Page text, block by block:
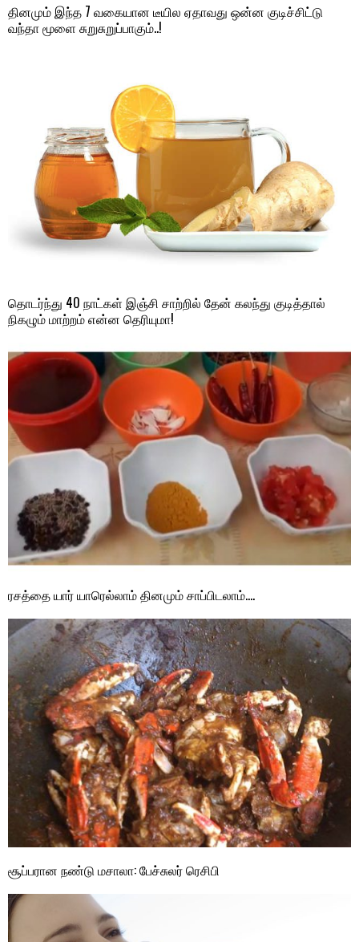
தினமும் இந்த 7 வகையான டீயில ஏதாவது ஒன்ன குடிச்சிட்டு
வந்தா மூளை சுறுசுறுப்பாகும்..!
தொடர்ந்து 40 நாட்கள் இஞ்சி சாற்றில் தேன் கலந்து குடித்தால்
நிகழும் மாற்றம் என்ன தெரியுமா!
ரசத்தை யார் யாரெல்லாம் தினமும் சாப்பிடலாம்….
சூப்பரான நண்டு மசாலா: பேச்சுலர் ரெசிபி